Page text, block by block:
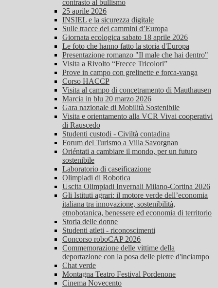
contrasto al bullismo
25 aprile 2026
INSIEL e la sicurezza digitale
Sulle tracce dei cammini d’Europa
Giornata ecologica sabato 18 aprile 2026
Le foto che hanno fatto la storia d'Europa
Presentazione romanzo "Il male che hai dentro"
Visita a Rivolto “Frecce Tricolori”
Prove in campo con grelinette e forca-vanga
Corso HACCP
Visita al campo di concetramento di Mauthausen
Marcia in blu 20 marzo 2026
Gara nazionale di Mobilità Sostenibile
Visita e orientamento alla VCR Vivai cooperativi
di Rauscedo
Studenti custodi - Civiltà contadina
Forum del Turismo a Villa Savorgnan
Oriéntati a cambiare il mondo, per un futuro
sostenibile
Laboratorio di caseificazione
Olimpiadi di Robotica
Uscita Olimpiadi Invernali Milano-Cortina 2026
Gli Istituti agrari: il motore verde dell’economia
italiana tra innovazione, sostenibilità,
etnobotanica, benessere ed economia di territorio
Storia delle donne
Studenti atleti - riconoscimenti
Concorso roboCAP 2026
Commemorazione delle vittime della
deportazione con la posa delle pietre d'inciampo
Chat verde
Montagna Teatro Festival Pordenone
Cinema Novecento